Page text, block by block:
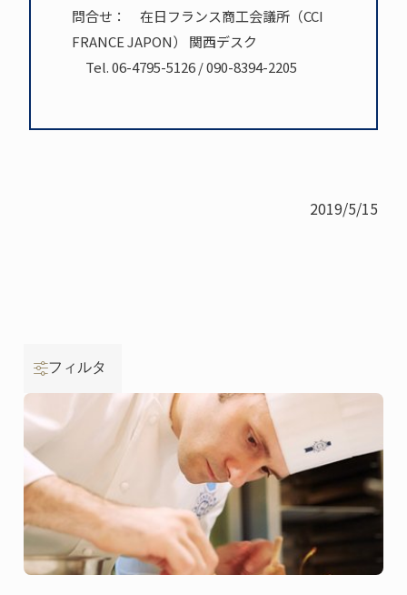
問合せ： 在日フランス商工会議所（CCI
FRANCE JAPON） 関西デスク
Tel. 06-4795-5126 / 090-8394-2205
2019/5/15
フィルタ